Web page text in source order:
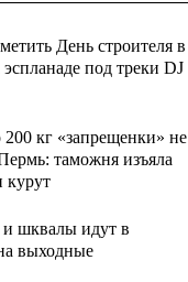
День строителя в
под треки DJ
кг «запрещенки» не
таможня изъяла
курут
и шквалы идут в
выходные